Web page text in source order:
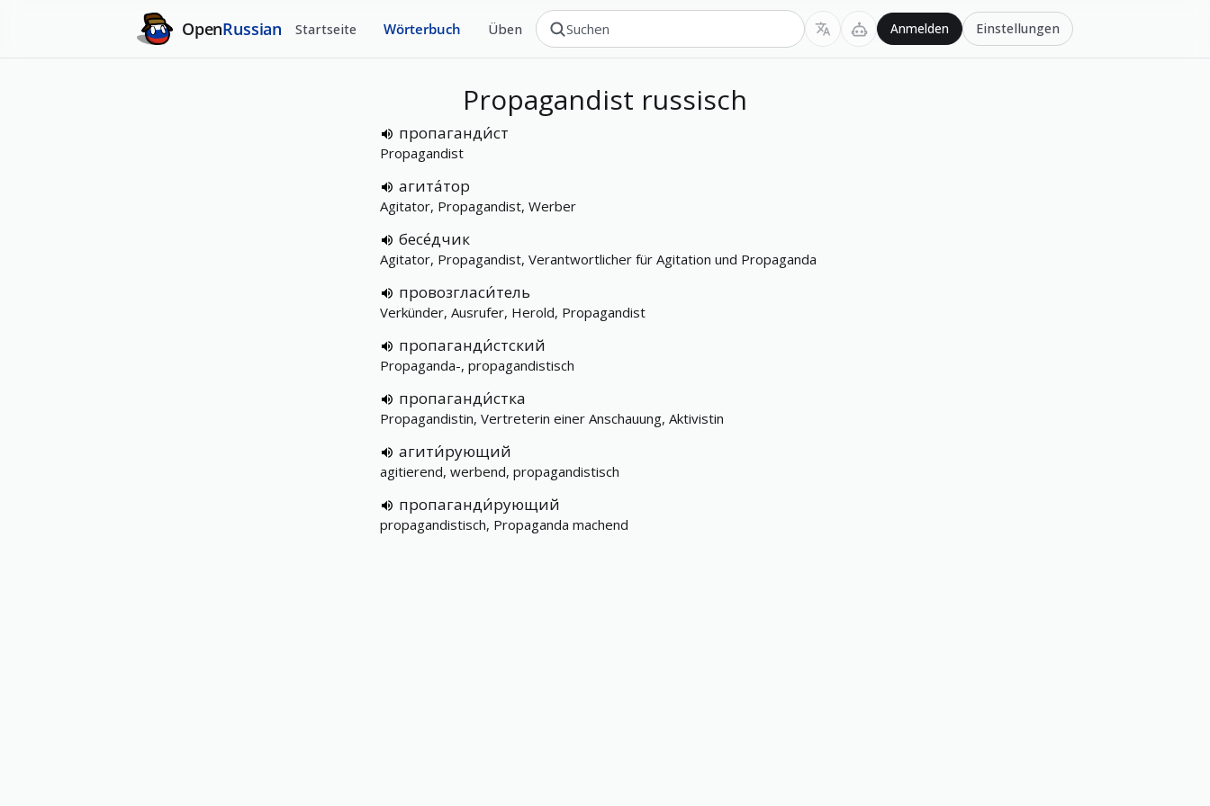
OpenRussian Startseite Wörterbuch Üben Anmelden Einstellungen
Propagandist russisch
пропаганди́ст
Propagandist
агита́тор
Agitator, Propagandist, Werber
бесе́дчик
Agitator, Propagandist, Verantwortlicher für Agitation und Propaganda
провозгласи́тель
Verkünder, Ausrufer, Herold, Propagandist
пропаганди́стский
Propaganda-, propagandistisch
пропаганди́стка
Propagandistin, Vertreterin einer Anschauung, Aktivistin
агити́рующий
agitierend, werbend, propagandistisch
пропаганди́рующий
propagandistisch, Propaganda machend